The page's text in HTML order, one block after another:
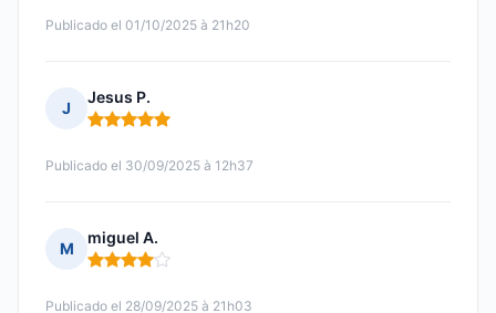
Publicado el 01/10/2025 à 21h20
J
Jesus P.
Nota: 5 de 5
Publicado el 30/09/2025 à 12h37
M
miguel A.
Nota: 4 de 5
Publicado el 28/09/2025 à 21h03